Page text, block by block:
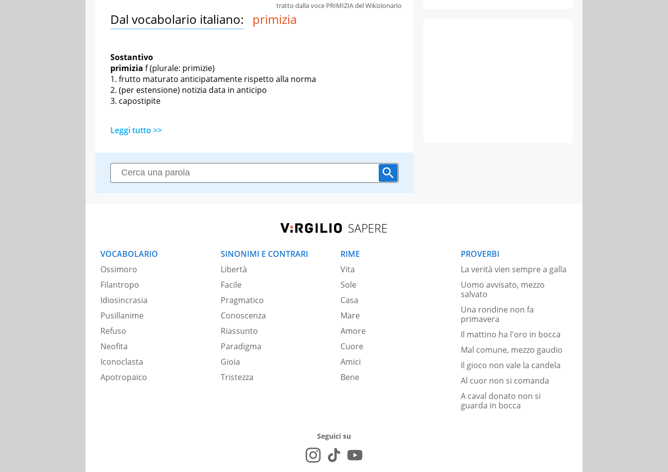
Dal vocabolario italiano: primizia
Sostantivo
primizia f(plurale: primizie)
frutto maturato anticipatamente rispetto alla norma
(per estensione) notizia data in anticipo
capostipite
Leggi tutto >>
tratto dalla voce PRIMIZIA del Wikizionario
SAPERE
VOCABOLARIO
Ossimoro
Filantropo
Idiosincrasia
Pusillanime
Refuso
Neofita
Iconoclasta
Apotropaico
SINONIMI E CONTRARI
Libertà
Facile
Pragmatico
Conoscenza
Riassunto
Paradigma
Gioia
Tristezza
RIME
Vita
Sole
Casa
Mare
Amore
Cuore
Amici
Bene
PROVERBI
La verità vien sempre a galla
Uomo avvisato, mezzo
salvato
Una rondine non fa
primavera
Il mattino ha l'oro in bocca
Mal comune, mezzo gaudio
Il gioco non vale la candela
Al cuor non si comanda
A caval donato non si
guarda in bocca
Seguici su